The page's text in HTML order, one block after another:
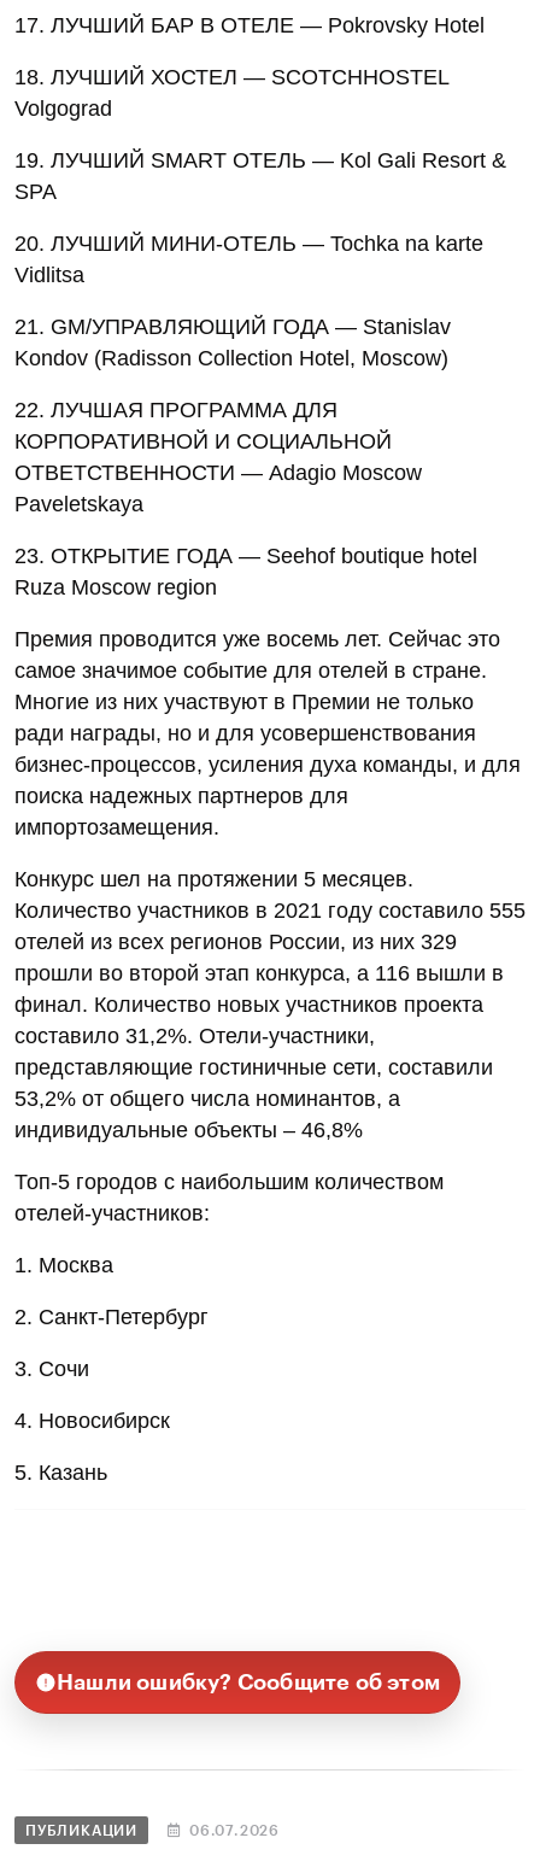
17. ЛУЧШИЙ БАР В ОТЕЛЕ — Pokrovsky Hotel
18. ЛУЧШИЙ ХОСТЕЛ — SCOTCHHOSTEL
Volgograd
19. ЛУЧШИЙ SMART ОТЕЛЬ — Kol Gali Resort &
SPA
20. ЛУЧШИЙ МИНИ-ОТЕЛЬ — Tochka na karte
Vidlitsa
21. GM/УПРАВЛЯЮЩИЙ ГОДА — Stanislav
Kondov (Radisson Collection Hotel, Moscow)
22. ЛУЧШАЯ ПРОГРАММА ДЛЯ
КОРПОРАТИВНОЙ И СОЦИАЛЬНОЙ
ОТВЕТСТВЕННОСТИ — Adagio Moscow
Paveletskaya
23. ОТКРЫТИЕ ГОДА — Seehof boutique hotel
Ruza Moscow region
Премия проводится уже восемь лет. Сейчас это
самое значимое событие для отелей в стране.
Многие из них участвуют в Премии не только
ради награды, но и для усовершенствования
бизнес-процессов, усиления духа команды, и для
поиска надежных партнеров для
импортозамещения.
Конкурс шел на протяжении 5 месяцев.
Количество участников в 2021 году составило 555
отелей из всех регионов России, из них 329
прошли во второй этап конкурса, а 116 вышли в
финал. Количество новых участников проекта
составило 31,2%. Отели-участники,
представляющие гостиничные сети, составили
53,2% от общего числа номинантов, а
индивидуальные объекты – 46,8%
Топ-5 городов с наибольшим количеством
отелей-участников:
1. Москва
2. Санкт-Петербург
3. Сочи
4. Новосибирск
5. Казань
Нашли ошибку? Сообщите об этом
ПУБЛИКАЦИИ 06.07.2026